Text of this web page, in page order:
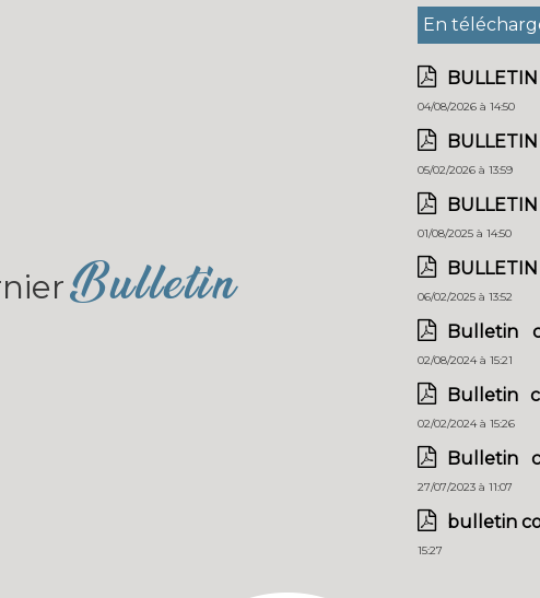
Bulletin
En
04/08/2026 à 14:50
05/02/2026 à 13:59
01/08/2025 à 14:50
06/02/2025 à 13:52
Bulletin
02/08/2024 à 15:21
Bulletin
02/02/2024 à 15:26
Bulletin
27/07/2023 à 11:07
bulletin
15:27